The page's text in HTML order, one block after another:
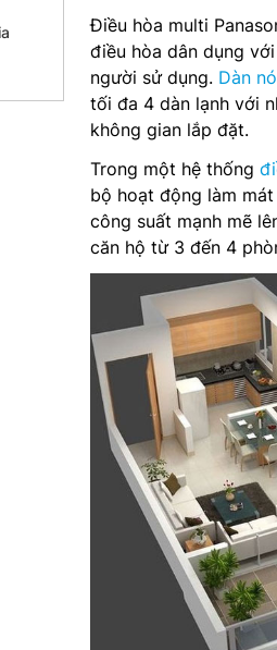
Điều hòa multi
điều hòa dân dụng
người sử dụng. Dàn
tối đa 4 dàn lạnh với
không gian lắp đặt.
Trong một hệ thống
bộ hoạt động làm
công suất mạnh mẽ
căn hộ từ 3 đến 4